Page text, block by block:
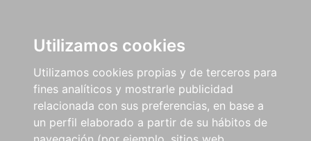
Utilizamos cookies
Utilizamos cookies propias y de terceros para
fines analíticos y mostrarle publicidad
relacionada con sus preferencias, en base a
un perfil elaborado a partir de su hábitos de